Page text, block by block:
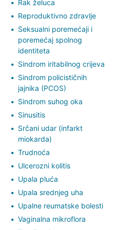
Rak želuca
Reproduktivno zdravlje
Seksualni poremećaji i
poremećaj spolnog
identiteta
Sindrom iritabilnog crijeva
Sindrom policističnih
jajnika (PCOS)
Sindrom suhog oka
Sinusitis
Srčani udar (infarkt
miokarda)
Trudnoća
Ulcerozni kolitis
Upala pluća
Upala srednjeg uha
Upalne reumatske bolesti
Vaginalna mikroflora